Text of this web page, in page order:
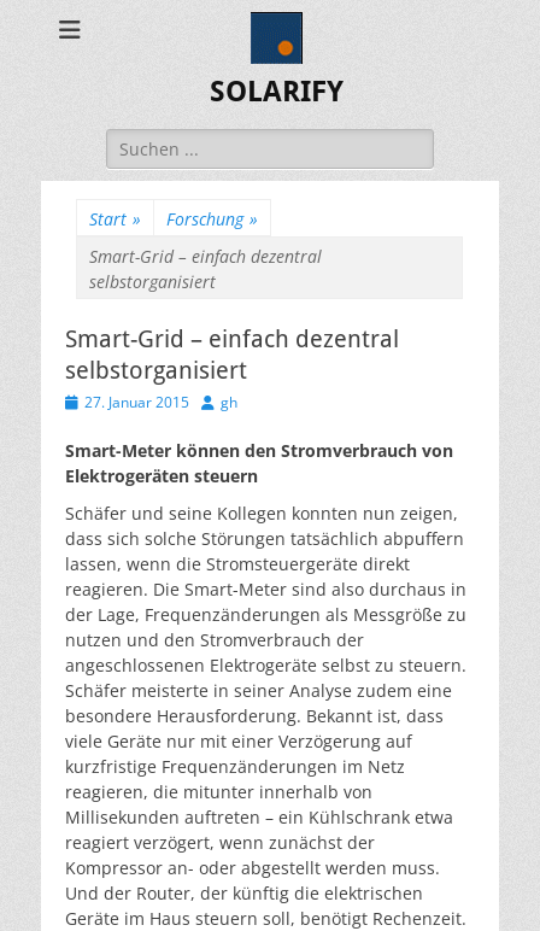
SOLARIFY
Suchen
nach:
Start » Forschung »
Smart-Grid – einfach dezentral
selbstorganisiert
Smart-Grid – einfach dezentral
selbstorganisiert
Veröffentlicht
27. Januar 2015 Autor
gh
Smart-Meter können den Stromverbrauch von
Elektrogeräten steuern
Schäfer und seine Kollegen konnten nun zeigen,
dass sich solche Störungen tatsächlich abpuffern
lassen, wenn die Stromsteuergeräte direkt
reagieren. Die Smart-Meter sind also durchaus in
der Lage, Frequenzänderungen als Messgröße zu
nutzen und den Stromverbrauch der
angeschlossenen Elektrogeräte selbst zu steuern.
Schäfer meisterte in seiner Analyse zudem eine
besondere Herausforderung. Bekannt ist, dass
viele Geräte nur mit einer Verzögerung auf
kurzfristige Frequenzänderungen im Netz
reagieren, die mitunter innerhalb von
Millisekunden auftreten – ein Kühlschrank etwa
reagiert verzögert, wenn zunächst der
Kompressor an- oder abgestellt werden muss.
Und der Router, der künftig die elektrischen
Geräte im Haus steuern soll, benötigt Rechenzeit.